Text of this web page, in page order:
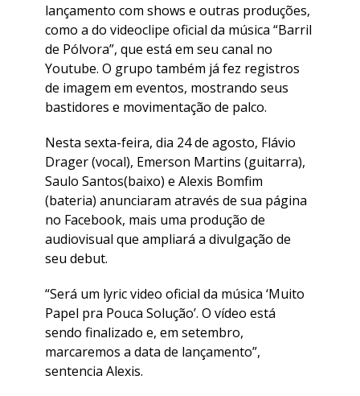
lançamento com shows e outras produções,
como a do videoclipe oficial da música “Barril
de Pólvora”, que está em seu canal no
Youtube. O grupo também já fez registros
de imagem em eventos, mostrando seus
bastidores e movimentação de palco.
Nesta sexta-feira, dia 24 de agosto, Flávio
Drager (vocal), Emerson Martins (guitarra),
Saulo Santos(baixo) e Alexis Bomfim
(bateria) anunciaram através de sua página
no Facebook, mais uma produção de
audiovisual que ampliará a divulgação de
seu debut.
“Será um lyric video oficial da música ‘Muito
Papel pra Pouca Solução’. O vídeo está
sendo finalizado e, em setembro,
marcaremos a data de lançamento”,
sentencia Alexis.